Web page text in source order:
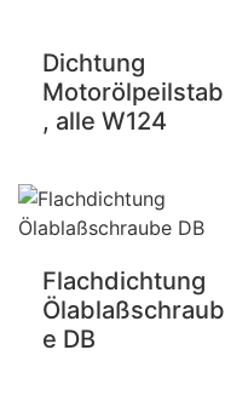
Dichtung
Motorölpeilstab
, alle W124
Flachdichtung
Ölablaßschraub
e DB